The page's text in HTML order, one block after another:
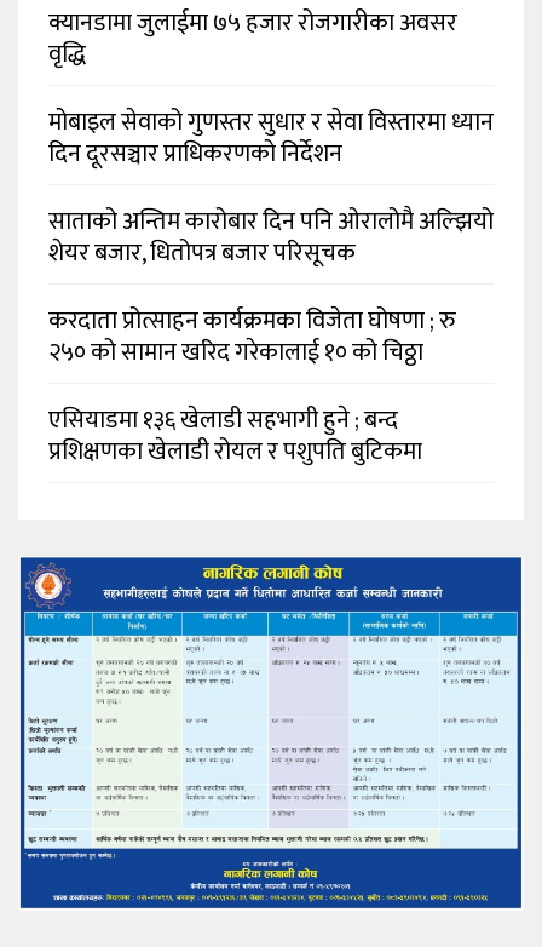
क्यानडामा जुलाईमा ७५ हजार रोजगारीका अवसर
वृद्धि
मोबाइल सेवाको गुणस्तर सुधार र सेवा विस्तारमा ध्यान
दिन दूरसञ्चार प्राधिकरणको निर्देशन
साताको अन्तिम कारोबार दिन पनि ओरालोमै अल्झियो
शेयर बजार, धितोपत्र बजार परिसूचक
करदाता प्रोत्साहन कार्यक्रमका विजेता घोषणा ; रु
२५० को सामान खरिद गरेकालाई १० को चिठ्ठा
एसियाडमा १३६ खेलाडी सहभागी हुने ; बन्द
प्रशिक्षणका खेलाडी रोयल र पशुपति बुटिकमा